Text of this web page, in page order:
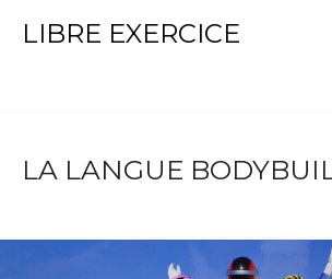
LIBRE EXERCICE
LA LANGUE